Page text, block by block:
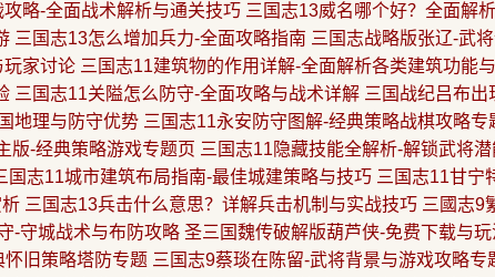
略-全面战术解析与通关技巧 三国志13威名哪个好？全面解
三国志13怎么增加兵力-全面攻略指南 三国志战略版张辽-武
玩家讨论 三国志11建筑物的作用详解-全面解析各类建筑功能
三国志11关隘怎么防守-全面攻略与战术详解 三国战纪吕布
地理与防守优势 三国志11永安防守图解-经典策略战棋攻略专
版-经典策略游戏专题页 三国志11隐藏技能全解析-解锁武将
国志11城市建筑布局指南-最佳城建策略与技巧 三国志11甘宁
三国志13兵击什么意思？详解兵击机制与实战技巧 三國志9
-守城战术与布防攻略 圣三国魏传破解版葫芦侠-免费下载与
旧策略塔防专题 三国志9蔡琰在陈留-武将背景与游戏攻略专